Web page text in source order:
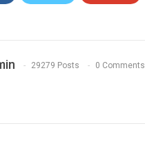
29279 Posts 0 Comments